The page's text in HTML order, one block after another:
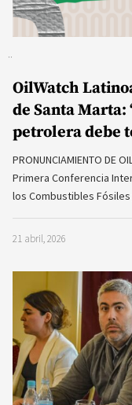
OilWatch
de Santa
petrolera debe
PRONUNCIAMIENTO DE
Primera Conferencia
los Combustibles
21 abril, 2026